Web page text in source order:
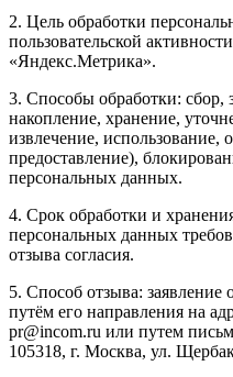
2. Цель обработки
пользовательской
«Яндекс.Метрика».
3. Способы обработки: сбор,
накопление, хранение,
извлечение, использование,
предоставление),
персональных данных.
4. Срок обработки и
персональных данных
отзыва согласия.
5. Способ отзыва:
путём его направления на
pr@incom.ru или путем
105318, г. Москва, ул.